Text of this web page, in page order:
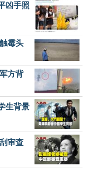
凶手照
霉头
方背
生背景
审查